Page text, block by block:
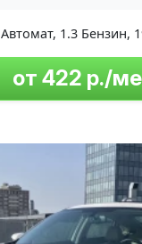
Автомат, 1.3 Бензин,
от 422 р./